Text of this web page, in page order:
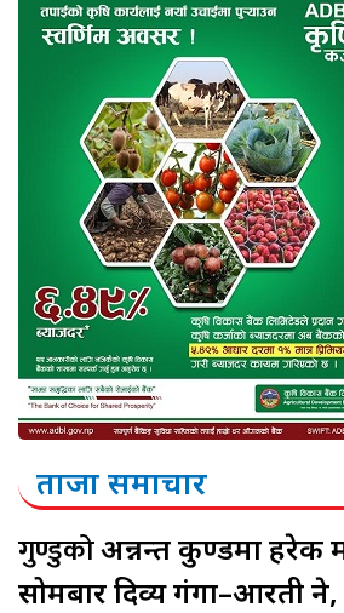
ताजा समाचार
गुण्डुकोअन्नन्त कुण्डमा हरेक
सोमबार दिव्य गंगा–आरती